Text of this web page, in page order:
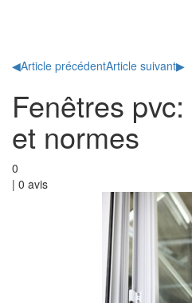
◀Article précédentArticle suivant▶
Fenêtres
et normes
0
| 0 avis